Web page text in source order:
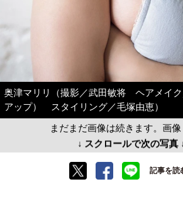
奥津マリリ（撮影／武田敏将 ヘアメイ
アップ） スタイリング／毛塚由恵）
まだまだ画像は続きます。画像
↓ スクロールで次の写真
記事を読